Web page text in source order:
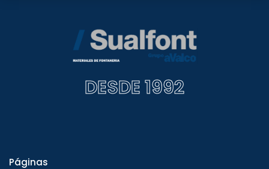
DESDE 1992
Páginas